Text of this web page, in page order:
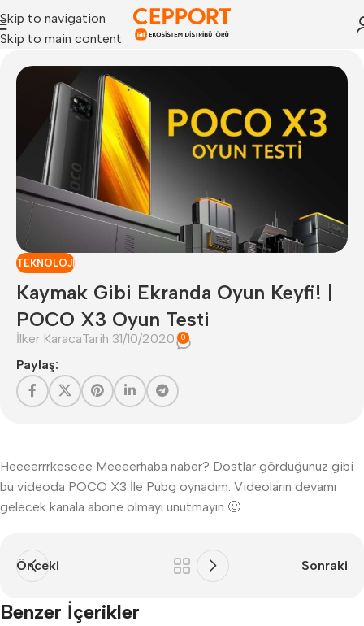
Skip to navigation
Skip to main content
TEKNOLOJI
Kaymak Gibi Ekranda Oyun Keyfi! |
POCO X3 Oyun Testi
İlker KaracaTarih 31/10/2020 0
Paylaş:
Heeeerrrkeseee Meeeerhaba naber? Dostlar gördüğünüz gibi
bu videoda POCO X3 İle Pubg oynadım. Videoların devamı
gelecek kanala abone olmayı unutmayın 🙂
Önceki Sonraki
Benzer İçerikler